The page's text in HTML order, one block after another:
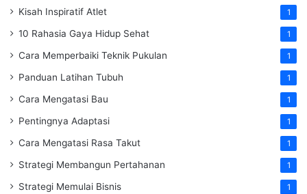
Kisah Inspiratif Atlet 1
10 Rahasia Gaya Hidup Sehat 1
Cara Memperbaiki Teknik Pukulan 1
Panduan Latihan Tubuh 1
Cara Mengatasi Bau 1
Pentingnya Adaptasi 1
Cara Mengatasi Rasa Takut 1
Strategi Membangun Pertahanan 1
Strategi Memulai Bisnis 1